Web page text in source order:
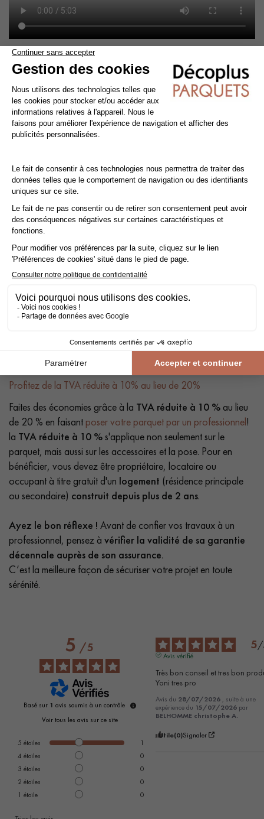
Tout pour faire soi-même : La pose collée
Lapose du parquet massifest une opérationdélicate qui peut
nécessiter l'intervention d'un professionnel, mais peut aussi être
effectuée par des bricoleurs de bon niveau. Les qualités
intrinsèques du bois imposent un certain nombre de
de mise en œuvre : avant, pendant et après la pose.
Conseil : Ajoutez unemarge de 10%à votre surface réelle.
Profitez de la TVA réduite à 10% au lieu de 20%
Faites des économies grâce à la TVA réduite à 10 % au lieu
de 20 % en faisant poser votre parquet par un professionnel!
la TVA réduite à 10 %s'applique non seulement sur le
parquet, mais aussi sur les accessoires et la pose. Pour en
bénéficier, vous devez être propriétaire, locataire ou
occupant à titre gratuit d'un logement (résidence principale
ou secondaire) construit depuis plus de 2 ans.
Ayez le bon réflexe ! Avant de confier vos travaux à un
professionnel, pensez à vérifier la validité de sa garantie
décennale auprès de son assurance.
C’est la meilleure façon de sécuriser votre projet en toute
sérénité.
5/5
Basé sur 1 avis soumis à un contrôle
Voir tous les avis sur ce site
5 étoiles
1
4 étoiles
0
3 étoiles
0
2 étoiles
0
1 étoile 0
5/
Avis vérifié
Très bon conseil et tres bon
Yoni tres pro
Avis du 28/07/2026 , suite à une
expérience du 15/07/2026 par
BELHOMME christophe A.
Utile(0)Signaler